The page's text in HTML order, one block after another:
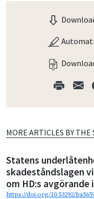
MORE ARTICLES BY
Statens
skadeståndslagen
om HD:s avgörande
https://doi.org/10.53292/